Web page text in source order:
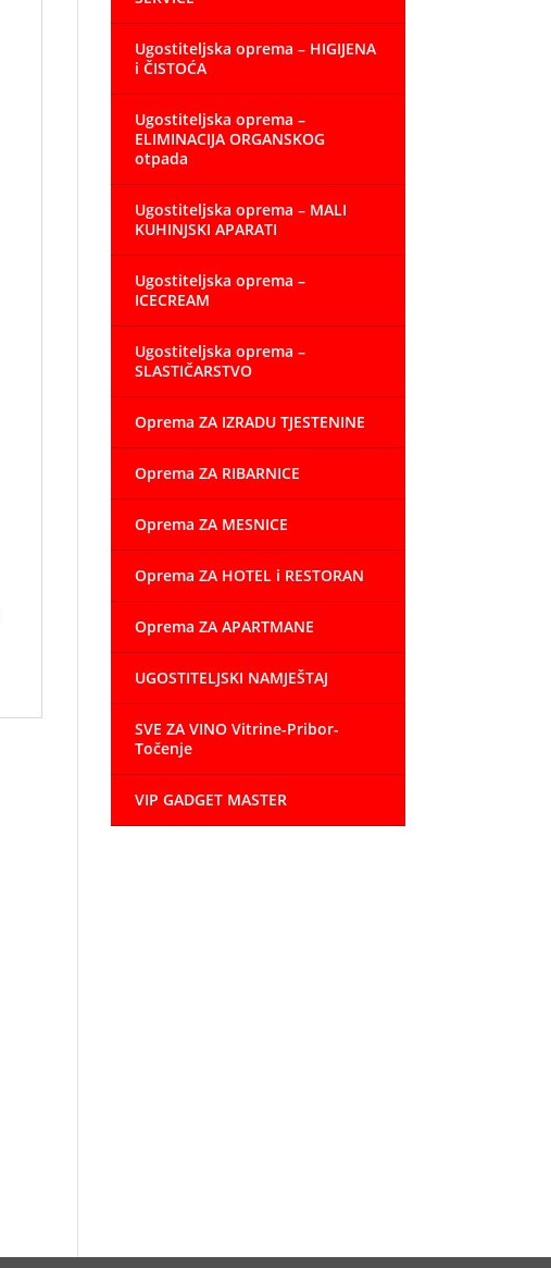
Ugostiteljska oprema – HIGIJENA
i ČISTOĆA
Ugostiteljska oprema –
ELIMINACIJA ORGANSKOG
otpada
Ugostiteljska oprema – MALI
KUHINJSKI APARATI
Ugostiteljska oprema –
ICECREAM
Ugostiteljska oprema –
SLASTIČARSTVO
Oprema ZA IZRADU TJESTENINE
Oprema ZA RIBARNICE
Oprema ZA MESNICE
Oprema ZA HOTEL i RESTORAN
Oprema ZA APARTMANE
UGOSTITELJSKI NAMJEŠTAJ
SVE ZA VINO Vitrine-Pribor-
Točenje
VIP GADGET MASTER